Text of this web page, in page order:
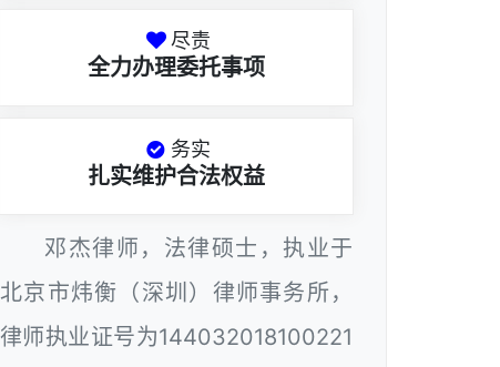
尽责
全力办理委托事项
务实
扎实维护合法权益
邓杰律师，法律硕士，执业于
北京市炜衡（深圳）律师事务所，
律师执业证号为144032018100221